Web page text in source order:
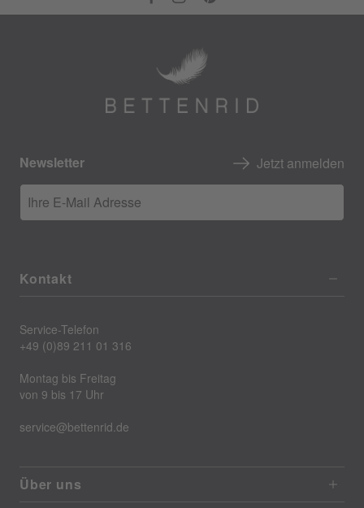
Newsletter Jetzt anmelden
Ihre E-Mail Adresse
Kontakt
Service-Telefon
+49 (0)89 211 01 316
Montag bis Freitag
von 9 bis 17 Uhr
service@bettenrid.de
Über uns